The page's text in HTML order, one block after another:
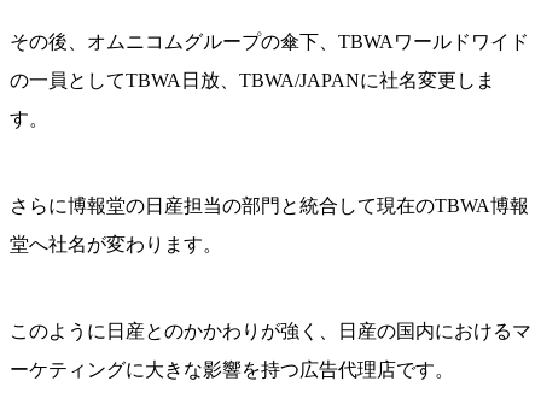
その後、オムニコムグループの傘下、TBWAワールドワイド
の一員としてTBWA日放、TBWA/JAPANに社名変更しま
す。
さらに博報堂の日産担当の部門と統合して現在のTBWA博報
堂へ社名が変わります。
このように日産とのかかわりが強く、日産の国内におけるマ
ーケティングに大きな影響を持つ広告代理店です。